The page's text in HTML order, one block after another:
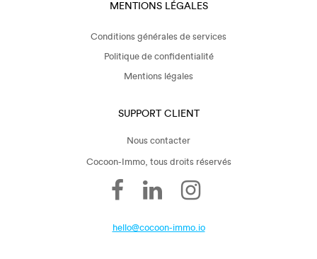
MENTIONS LÉGALES
Conditions générales de services
Politique de confidentialité
Mentions légales
SUPPORT CLIENT
Nous contacter
Cocoon-Immo, tous droits réservés
hello@cocoon-immo.io